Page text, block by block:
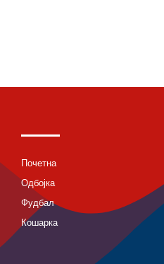
Почетна
Одбојка
Фудбал
Кошарка